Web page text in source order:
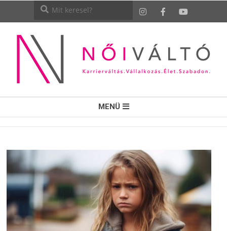
NŐI
VÁLTÓ
MENÜ